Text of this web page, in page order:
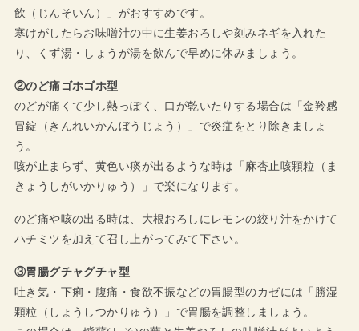
飲（じんそいん）」がおすすめです。
寒けがしたらお味噌汁の中に生姜おろしや刻みネギを入れた
り、くず湯・しょうが湯を飲んで早めに休みましょう。
②のど痛ゴホゴホ型
のどが痛くて少し熱っぽく、口が乾いたりする場合は「金羚感
冒錠（きんれいかんぼうじょう）」で炎症をとり除きましょ
う。
咳が止まらず、黄色い痰が出るような時は「麻杏止咳顆粒（ま
きょうしがいかりゅう）」で楽になります。
のど痛や咳の出る時は、大根おろしにレモンの絞り汁をかけて
ハチミツを加えて召し上がってみて下さい。
③胃腸グチャグチャ型
吐き気・下痢・腹痛・食欲不振などの胃腸型のカゼには「勝湿
顆粒（しょうしつかりゅう）」で胃腸を調整しましょう。